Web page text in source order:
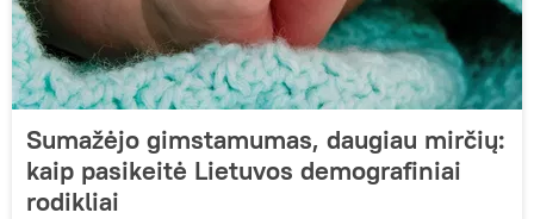
Sumažėjo gimstamumas, daugiau mirčių:
kaip pasikeitė Lietuvos demografiniai
rodikliai